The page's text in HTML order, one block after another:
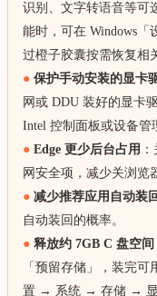
识别、文字转语音等可
能时，可在 Windows
过橙子胶囊按需恢复相
● 保护手动安装的显卡
网或 DDU 装好的显卡
Intel 控制面板或设备管
● Edge 更少后台占用
网安全项，减少关浏览
● 减少推荐应用自动装
自动装回的概率。
● 释放约 7GB C 盘空间
「预留存储」，装完
置 → 系统 → 存储 → 显